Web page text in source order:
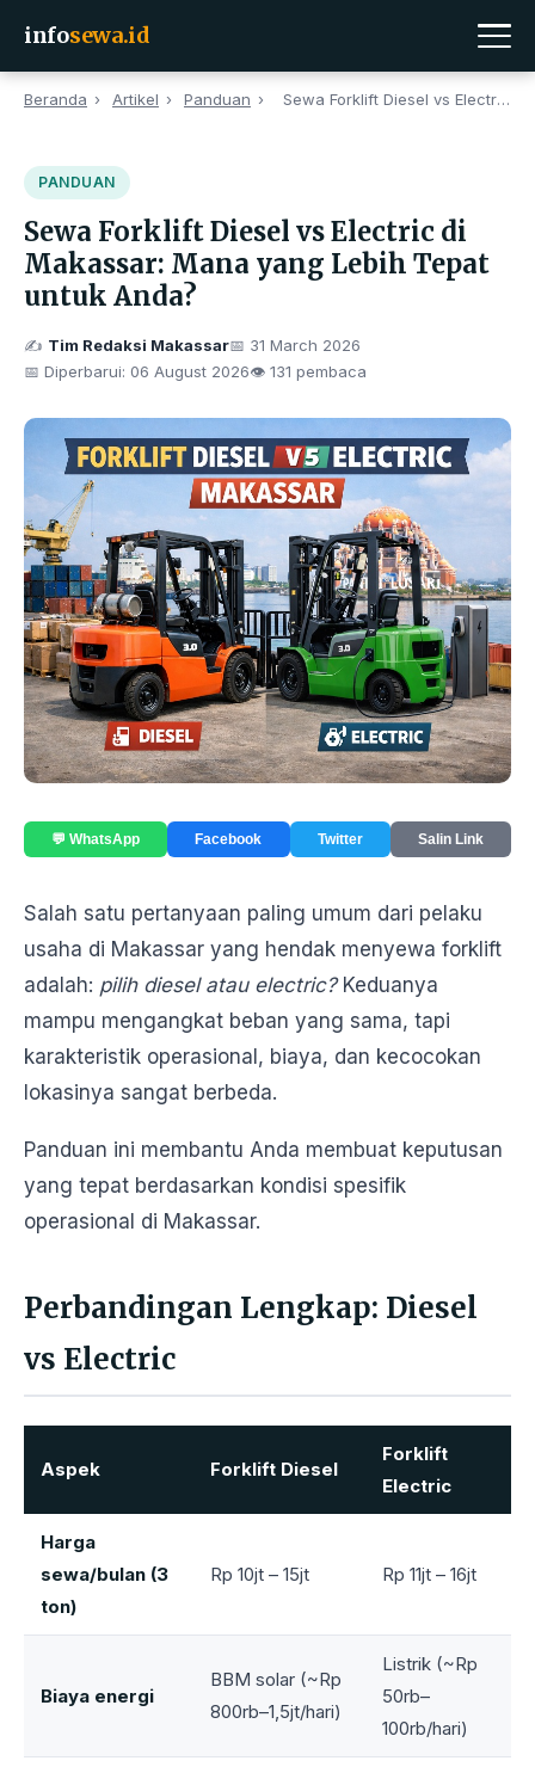
infosewa.id
Beranda › Artikel › Panduan › Sewa Forklift Diesel vs Electric di Makassar: Mana...
PANDUAN
Sewa Forklift Diesel vs Electric di
Makassar: Mana yang Lebih Tepat
untuk Anda?
✍️ Tim Redaksi Makassar📅 31 March 2026
📅 Diperbarui: 06 August 2026👁 131 pembaca
💬 WhatsApp Facebook Twitter Salin Link
Salah satu pertanyaan paling umum dari pelaku
usaha di Makassar yang hendak menyewa forklift
adalah: pilih diesel atau electric?Keduanya
mampu mengangkat beban yang sama, tapi
karakteristik operasional, biaya, dan kecocokan
lokasinya sangat berbeda.
Panduan ini membantu Anda membuat keputusan
yang tepat berdasarkan kondisi spesifik
operasional di Makassar.
Perbandingan Lengkap: Diesel
vs Electric
Aspek Forklift Diesel
Forklift
Electric
Harga
sewa/bulan (3
ton)
Rp 10jt – 15jt Rp 11jt – 16jt
Biaya energi
BBM solar (~Rp
800rb–1,5jt/hari)
Listrik (~Rp
50rb–
100rb/hari)